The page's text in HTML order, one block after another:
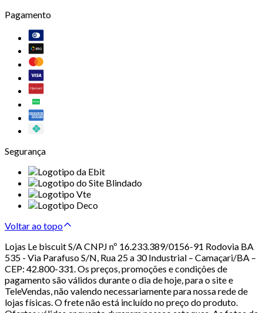
Pagamento
Segurança
Voltar ao topo
Lojas Le biscuit S/A CNPJ nº 16.233.389/0156-91 Rodovia BA
535 - Via Parafuso S/N, Rua 25 a 30 Industrial – Camaçari/BA –
CEP: 42.800-331. Os preços, promoções e condições de
pagamento são válidos durante o dia de hoje, para o site e
TeleVendas, não valendo necessariamente para nossa rede de
lojas físicas. O frete não está incluído no preço do produto.